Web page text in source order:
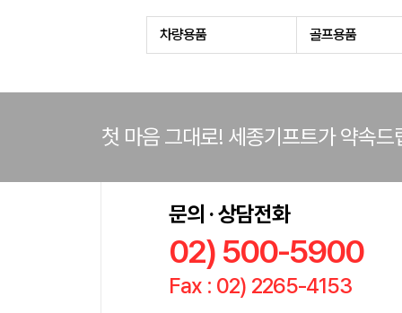
차량용품 골프용품
첫 마음 그대로! 세종기프트가 약속드
문의 · 상담전화
02) 500-5900
Fax : 02) 2265-4153